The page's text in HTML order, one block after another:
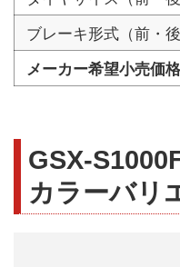
ブレーキ形式（前・後
メーカー希望小売価格
GSX-
カラーバリ